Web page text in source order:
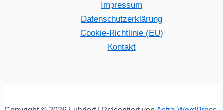
Impressum
Datenschutzerklärung
Cookie-Richtlinie (EU)
Kontakt